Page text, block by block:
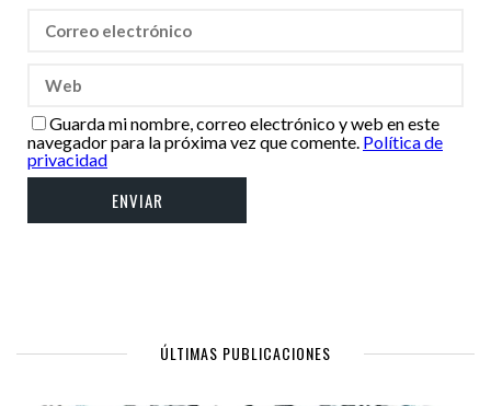
Guarda mi nombre, correo electrónico y web en este
navegador para la próxima vez que comente. Política de
privacidad
ÚLTIMAS PUBLICACIONES